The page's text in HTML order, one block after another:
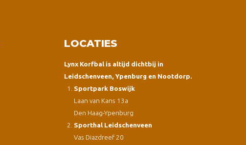
LOCATIES
Lynx Korfbal is altijd dichtbij in
Leidschenveen, Ypenburg en Nootdorp.
Sportpark Boswijk
Laan van Kans 13a
Den Haag-Ypenburg
Sporthal Leidschenveen
Vas Diazdreef 20